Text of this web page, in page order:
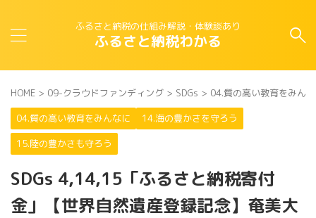
ふるさと納税の仕組み解説・体験談あり
ふるさと納税わかる
HOME > 09-クラウドファンディング > SDGs > 04.質の高い教育をみん
04.質の高い教育をみんなに
14.海の豊かさを守ろう
15.陸の豊かさも守ろう
SDGs 4,14,15「ふるさと納税寄付
金」【世界自然遺産登録記念】奄美大